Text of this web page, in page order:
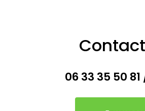
06 33 35 50 81